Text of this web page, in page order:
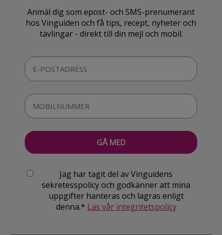
Anmäl dig som epost- och SMS-prenumerant
hos Vinguiden och få tips, recept, nyheter och
tävlingar - direkt till din mejl och mobil.
Jag har tagit del av Vinguidens
sekretesspolicy och godkänner att mina
uppgifter hanteras och lagras enligt
denna.* Läs vår integritetspolicy